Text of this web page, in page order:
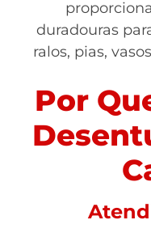
duradouras
ralos, pias,
Por